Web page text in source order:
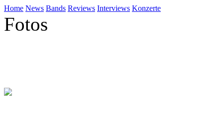
Home News Bands Reviews Interviews Konzerte
Fotos